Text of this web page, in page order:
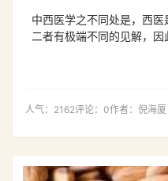
中西医学之不同处是，西医
二者有极端不同的见解，
人气：2162评论：0作者：倪海厦